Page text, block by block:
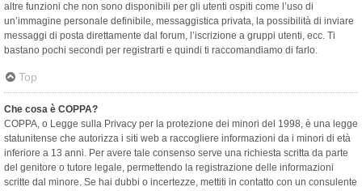
altre funzioni che non sono disponibili per gli utenti ospiti come l’uso di
un’immagine personale definibile, messaggistica privata, la possibilità di inviare
messaggi di posta direttamente dal forum, l’iscrizione a gruppi utenti, ecc. Ti
bastano pochi secondi per registrarti e quindi ti raccomandiamo di farlo.
Top
Che cosa è COPPA?
COPPA, o Legge sulla Privacy per la protezione dei minori del 1998, è una legge
statunitense che autorizza i siti web a raccogliere informazioni da i minori di età
inferiore a 13 anni. Per avere tale consenso serve una richiesta scritta da parte
del genitore o tutore legale, permettendo la registrazione delle informazioni
scritte dal minore. Se hai dubbi o incertezze, mettiti in contatto con un consulente